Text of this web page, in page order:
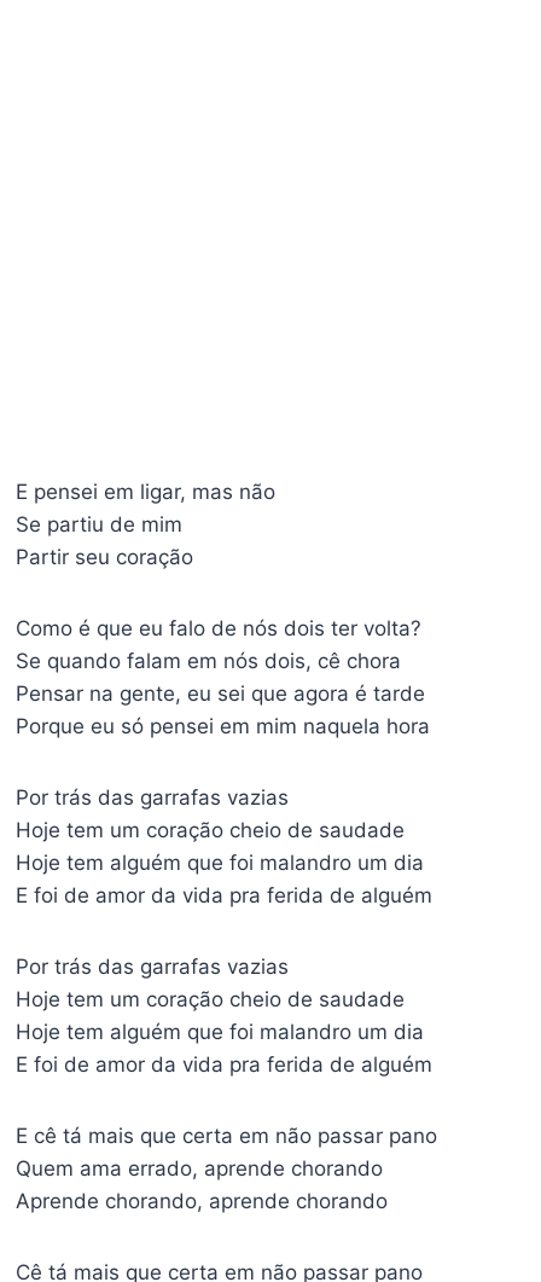
E pensei em ligar, mas não
Se partiu de mim
Partir seu coração
Como é que eu falo de nós dois ter volta?
Se quando falam em nós dois, cê chora
Pensar na gente, eu sei que agora é tarde
Porque eu só pensei em mim naquela hora
Por trás das garrafas vazias
Hoje tem um coração cheio de saudade
Hoje tem alguém que foi malandro um dia
E foi de amor da vida pra ferida de alguém
Por trás das garrafas vazias
Hoje tem um coração cheio de saudade
Hoje tem alguém que foi malandro um dia
E foi de amor da vida pra ferida de alguém
E cê tá mais que certa em não passar pano
Quem ama errado, aprende chorando
Aprende chorando, aprende chorando
Cê tá mais que certa em não passar pano